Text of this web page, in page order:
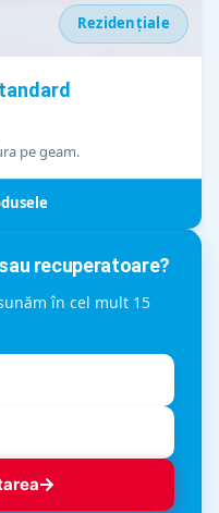
Rezidențiale
pe geam.
recuperatoare?
în cel mult 15